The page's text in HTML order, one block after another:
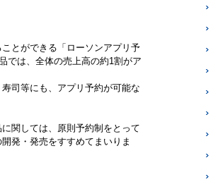
とができる「ローソンアプリ予
では、全体の売上高の約1割がア
司等にも、アプリ予約が可能な
関しては、原則予約制をとって
発・発売をすすめてまいりま